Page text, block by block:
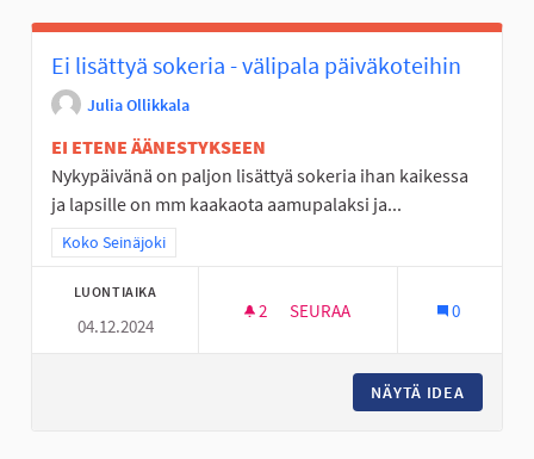
Ei lisättyä sokeria - välipala päiväkoteihin
Julia Ollikkala
EI ETENE ÄÄNESTYKSEEN
Nykypäivänä on paljon lisättyä sokeria ihan kaikessa
ja lapsille on mm kaakaota aamupalaksi ja...
Rajaa tulokset teeman mukaan: Koko Seinäjoki
Koko Seinäjoki
LUONTIAIKA
04.12.2024
2 2 SEURAAJAA
SEURAA 0
NÄYTÄ IDEA